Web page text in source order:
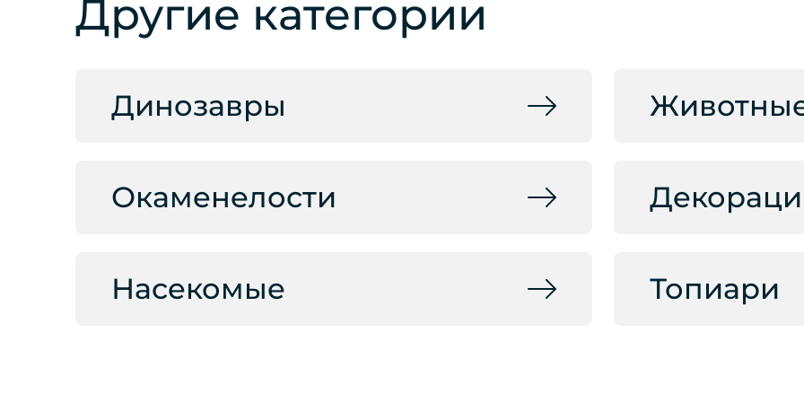
Другие категории
Динозавры
Окаменелости
Насекомые Топиари